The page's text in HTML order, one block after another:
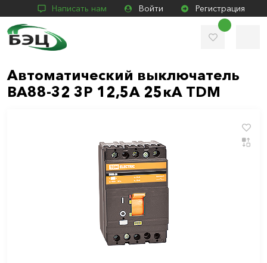
Написать нам Войти Регистрация
Автоматический выключатель
ВА88-32 3Р 12,5А 25кА TDM